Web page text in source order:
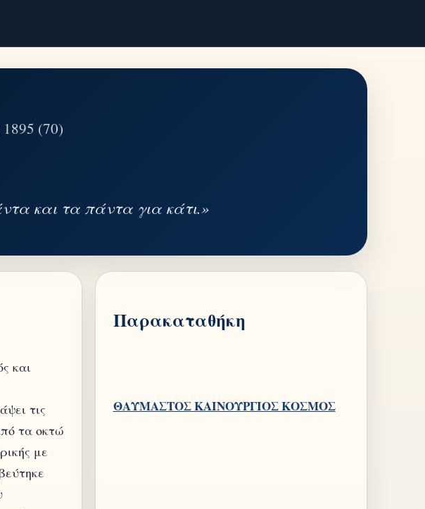
(70)
και τα πάντα για κάτι.»
και
τις
τα οκτώ
με
Παρακαταθήκη
ΘΑΥΜΑΣΤΟΣ ΚΑΙΝΟΥΡΓΙΟΣ ΚΟΣΜΟΣ